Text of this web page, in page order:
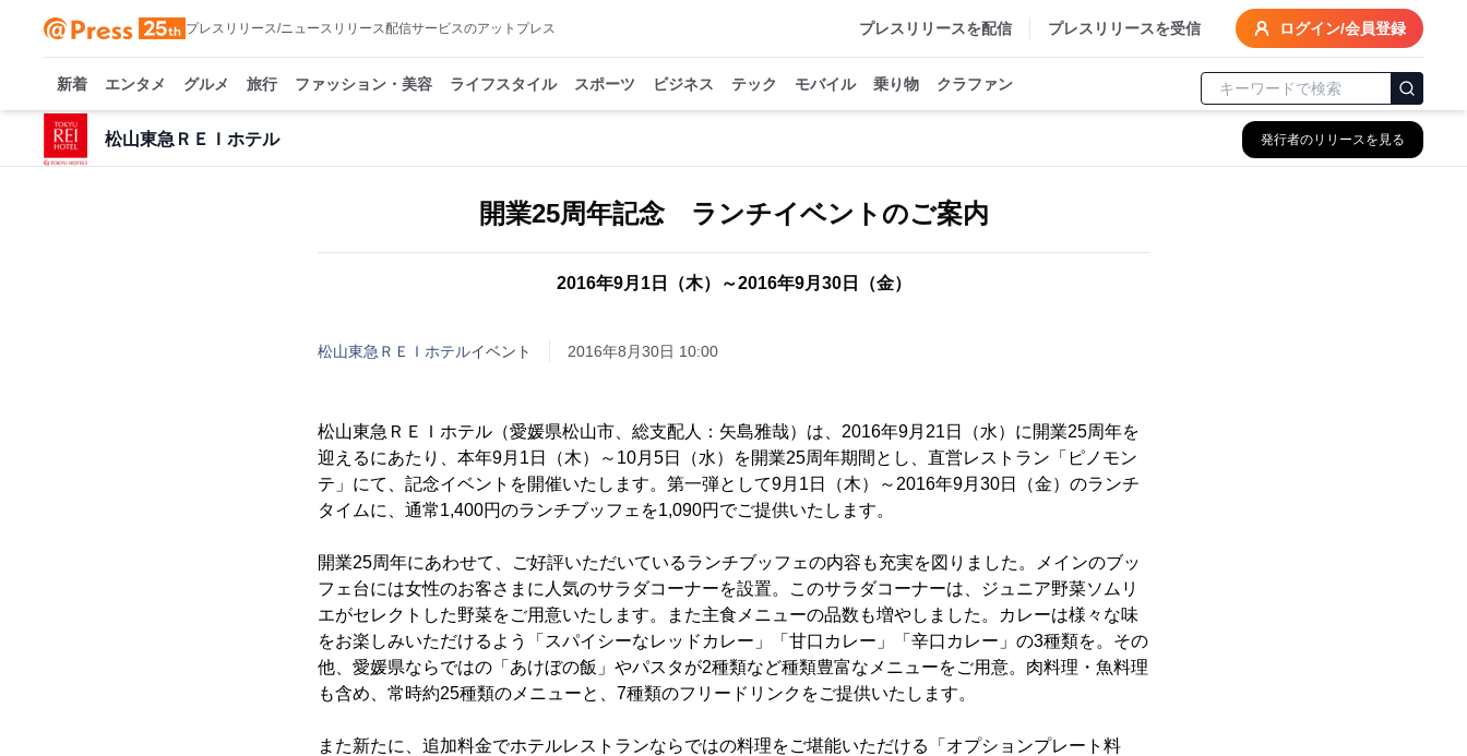
プレスリリース/ニュースリリース配信サービスのアットプレス プレスリリースを配信 プレスリリースを受信 ログイン/会員登録
新着 エンタメ グルメ 旅行 ファッション・美容 ライフスタイル スポーツ ビジネス テック モバイル 乗り物 クラファン
松山東急ＲＥＩホテル 発行者のリリースを見る
開業25周年記念 ランチイベントのご案内
2016年9月1日（木）～2016年9月30日（金）
松山東急ＲＥＩホテルイベント 2016年8月30日 10:00
松山東急ＲＥＩホテル（愛媛県松山市、総支配人：矢島雅哉）は、2016年9月21日（水）に開業25周年を
迎えるにあたり、本年9月1日（木）～10月5日（水）を開業25周年期間とし、直営レストラン「ピノモン
テ」にて、記念イベントを開催いたします。第一弾として9月1日（木）～2016年9月30日（金）のランチ
タイムに、通常1,400円のランチブッフェを1,090円でご提供いたします。
開業25周年にあわせて、ご好評いただいているランチブッフェの内容も充実を図りました。メインのブッ
フェ台には女性のお客さまに人気のサラダコーナーを設置。このサラダコーナーは、ジュニア野菜ソムリ
エがセレクトした野菜をご用意いたします。また主食メニューの品数も増やしました。カレーは様々な味
をお楽しみいただけるよう「スパイシーなレッドカレー」「甘口カレー」「辛口カレー」の3種類を。その
他、愛媛県ならではの「あけぼの飯」やパスタが2種類など種類豊富なメニューをご用意。肉料理・魚料理
も含め、常時約25種類のメニューと、7種類のフリードリンクをご提供いたします。
また新たに、追加料金でホテルレストランならではの料理をご堪能いただける「オプションプレート料